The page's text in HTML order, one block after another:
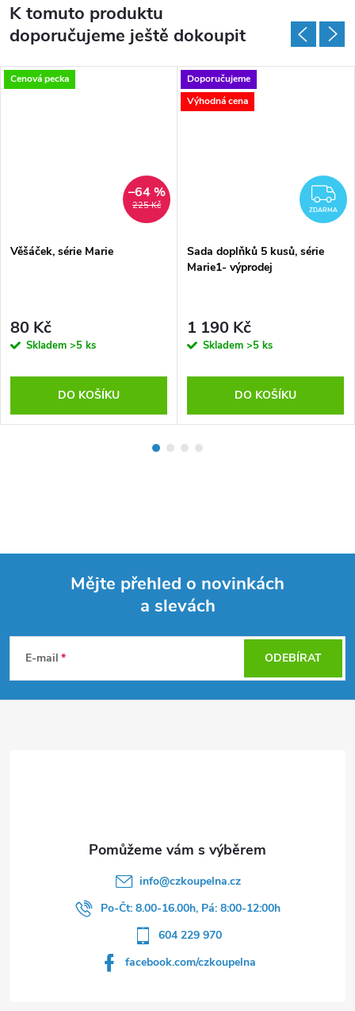
K tomuto produktu
doporučujeme ještě dokoupit
Cenová pecka
225 Kč
–64 %
Věšáček, série Marie
80 Kč
Skladem >5 ks
DO KOŠÍKU
Doporučujeme
Výhodná cena
ZDARMA
Sada doplňků 5 kusů, série
Marie1- výprodej
1 190 Kč
Skladem >5 ks
DO KOŠÍKU
p
Mějte přehled o novinkách
a slevách
E-mail ODEBÍRAT
info@czkoupelna.cz
Po-Čt: 8.00-16.00h, Pá: 8:00-12:00h
604 229 970
facebook.com/czkoupelna